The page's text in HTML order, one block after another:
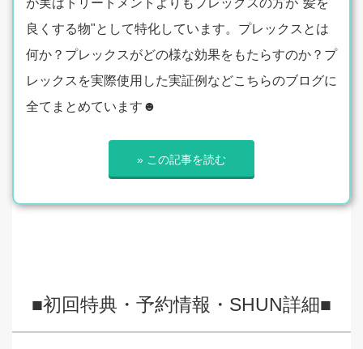
良くする物"として特化しています。プレックスとは
何か？プレックスがどの様な効果をもたらすのか？プ
レックスを実際使用した実証例などこちらのブログに
全てまとめています☻
» この記事を読む
■初回特典・予約情報・SHUN詳細■